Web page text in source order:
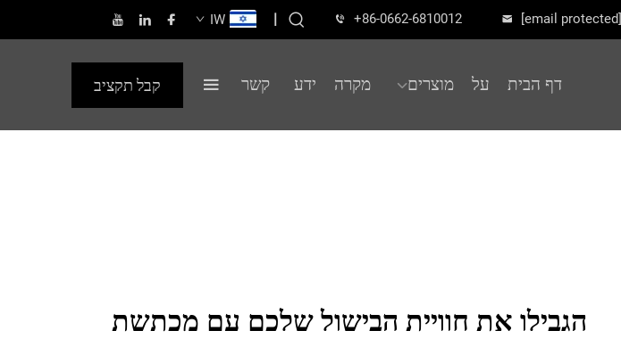
+86-0662-6810012 [email protected]
|
IW
דף הבית על מוצרים מקרה ידע קשר קבל תקציב
הגבילו את חוויית הבישול שלכם עם מכתשת